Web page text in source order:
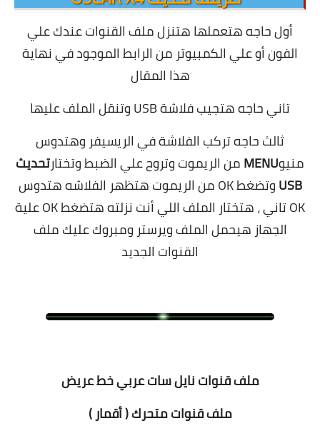
أول حاجه هتعملها هتنزل ملف القنوات عندك علي
الفون أو علي الكمبيوتر من الرابط الموجود في نهاية
هذا المقال
تاني حاجه هتجيب فلاشة USB وتنقل الملف عليها
ثالث حاجه تركب الفلاشة في الريسيفر وهتدوس
منيوMENUمن الريموت وتروح علي الضبط وتختارتحديث
USB
وتضغط OK من الريموت هتظهر الفلاشه هتدوس
OK تاني ، هتختار الملف اللي أنت نزلته هتضغط OK علية
الجهاز هيحمل الملف ويرستر ومبروك عليك ملف
القنوات الجديد
ملف قنوات نايل سات عربي خط عريض
ملف قنوات متحرك ( أقمار )